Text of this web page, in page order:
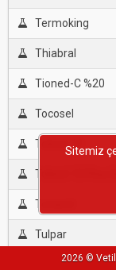
Termoking
Thiabral
Tioned-C %20
Tocosel
Tolevit 10
Tolevit 10 Plus Se
Tonarsil
Tulpar
Uno-B2026 ©
Sitemiz